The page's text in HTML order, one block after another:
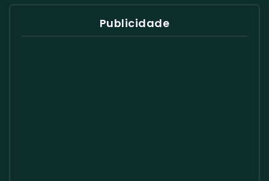
Publicidade